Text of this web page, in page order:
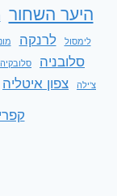
היער השחור
לימסול לרנקה
סלובניה סלובקיה
צ'ילה צפון איטליה